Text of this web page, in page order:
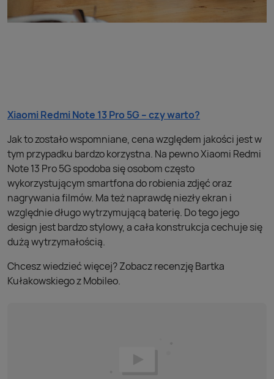
Xiaomi Redmi Note 13 Pro 5G – czy warto?
Jak to zostało wspomniane, cena względem jakości jest w
tym przypadku bardzo korzystna. Na pewno Xiaomi Redmi
Note 13 Pro 5G spodoba się osobom często
wykorzystującym smartfona do robienia zdjęć oraz
nagrywania filmów. Ma też naprawdę niezły ekran i
względnie długo wytrzymującą baterię. Do tego jego
design jest bardzo stylowy, a cała konstrukcja cechuje się
dużą wytrzymałością.
Chcesz wiedzieć więcej? Zobacz recenzję Bartka
Kułakowskiego z Mobileo.